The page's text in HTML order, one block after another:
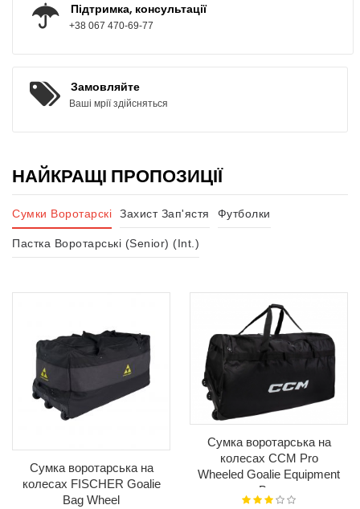
Підтримка, консультації
+38 067 470-69-77
Замовляйте
Ваші мрії здійсняться
НАЙКРАЩІ ПРОПОЗИЦІЇ
Сумки Воротарскі Захист Зап'ястя Футболки
Пастка Воротарські (Senior) (Int.)
Сумка воротарська на
колесах FISCHER Goalie
Bag Wheel
Сумка воротарська на
колесах CCM Pro
Wheeled Goalie Equipment
Bag